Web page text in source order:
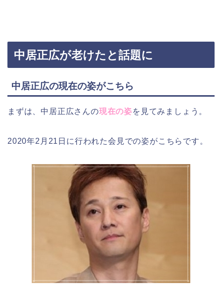
中居正広が老けたと話題に
中居正広の現在の姿がこちら
まずは、中居正広さんの現在の姿を見てみましょう。
2020年2月21日に行われた会見での姿がこちらです。